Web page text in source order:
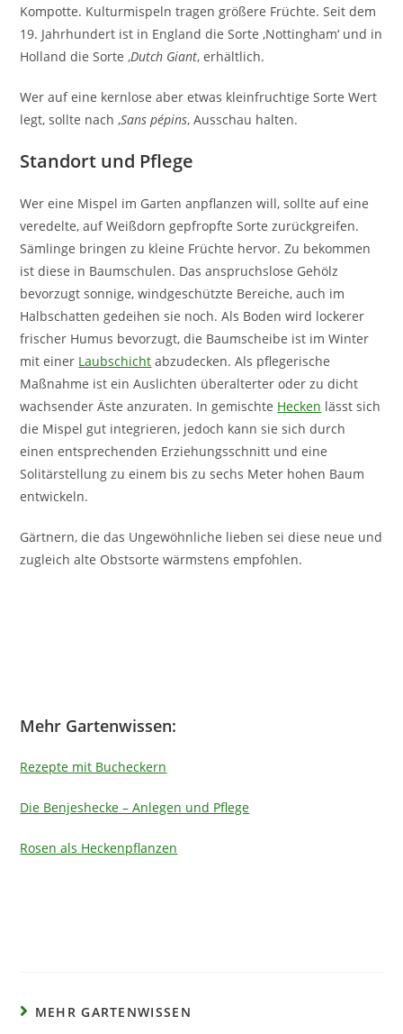
Kompotte. Kulturmispeln tragen größere Früchte. Seit dem
19. Jahrhundert ist in England die Sorte ‚Nottingham‘ und in
Holland die Sorte ‚Dutch Giant‚ erhältlich.
Wer auf eine kernlose aber etwas kleinfruchtige Sorte Wert
legt, sollte nach ‚Sans pépins‚ Ausschau halten.
Standort und Pflege
Wer eine Mispel im Garten anpflanzen will, sollte auf eine
veredelte, auf Weißdorn gepfropfte Sorte zurückgreifen.
Sämlinge bringen zu kleine Früchte hervor. Zu bekommen
ist diese in Baumschulen. Das anspruchslose Gehölz
bevorzugt sonnige, windgeschützte Bereiche, auch im
Halbschatten gedeihen sie noch. Als Boden wird lockerer
frischer Humus bevorzugt, die Baumscheibe ist im Winter
mit einer Laubschicht abzudecken. Als pflegerische
Maßnahme ist ein Auslichten überalterter oder zu dicht
wachsender Äste anzuraten. In gemischte Hecken lässt sich
die Mispel gut integrieren, jedoch kann sie sich durch
einen entsprechenden Erziehungsschnitt und eine
Solitärstellung zu einem bis zu sechs Meter hohen Baum
entwickeln.
Gärtnern, die das Ungewöhnliche lieben sei diese neue und
zugleich alte Obstsorte wärmstens empfohlen.
Mehr Gartenwissen:
Rezepte mit Bucheckern
Die Benjeshecke – Anlegen und Pflege
Rosen als Heckenpflanzen
MEHR GARTENWISSEN